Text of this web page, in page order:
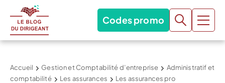
Codes promo
Accueil Gestion et Comptabilité d’entreprise
Administratif et
comptabilité
Les assurances
Les assurances pro